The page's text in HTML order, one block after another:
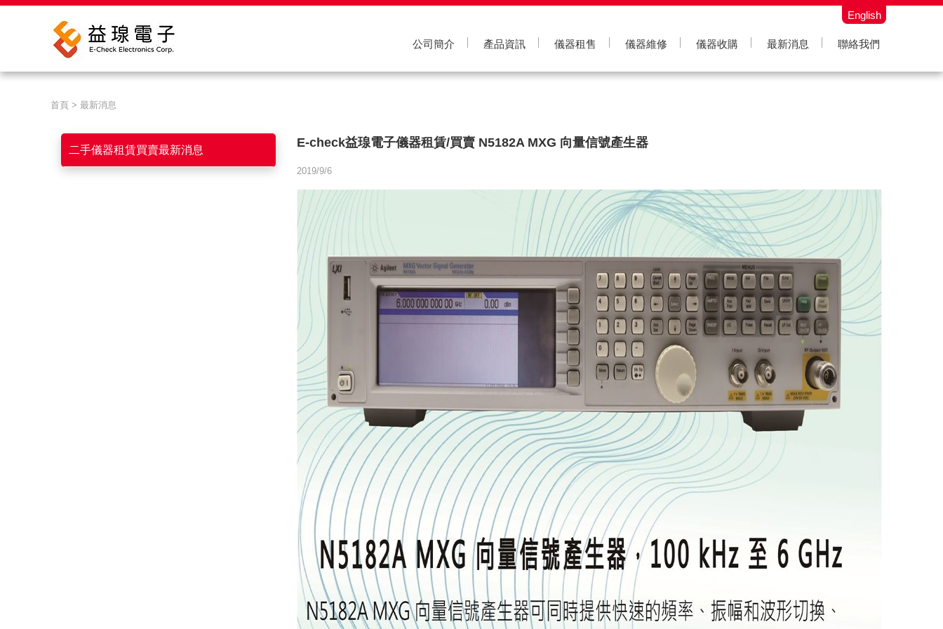
English
公司簡介 產品資訊 儀器租售 儀器維修 儀器收購 最新消息 聯絡我們
首頁 > 最新消息
二手儀器租賃買賣最新消息
E-check益瑔電子儀器租賃/買賣 N5182A MXG 向量信號產生器
2019/9/6